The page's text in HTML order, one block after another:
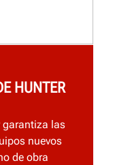
HUNTER
garantiza las
nuevos
de obra